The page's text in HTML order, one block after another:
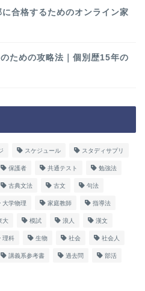
合格するためのオンライン家
ための攻略法｜個別歴15年の
スケジュール スタディサプリ
保護者 共通テスト 勉強法
古典文法 古文 句法
大学物理 家庭教師 指導法
大 模試 浪人 漢文
理科 生物 社会 社会人
講義系参考書 過去問 部活